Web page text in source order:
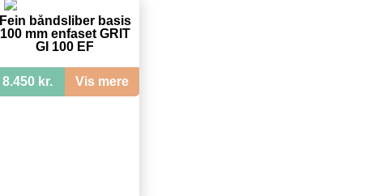
Fein båndsliber basis
100 mm enfaset GRIT
GI 100 EF
8.450 kr. Vis mere